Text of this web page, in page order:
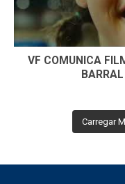
VF COMUNICA
Carregar